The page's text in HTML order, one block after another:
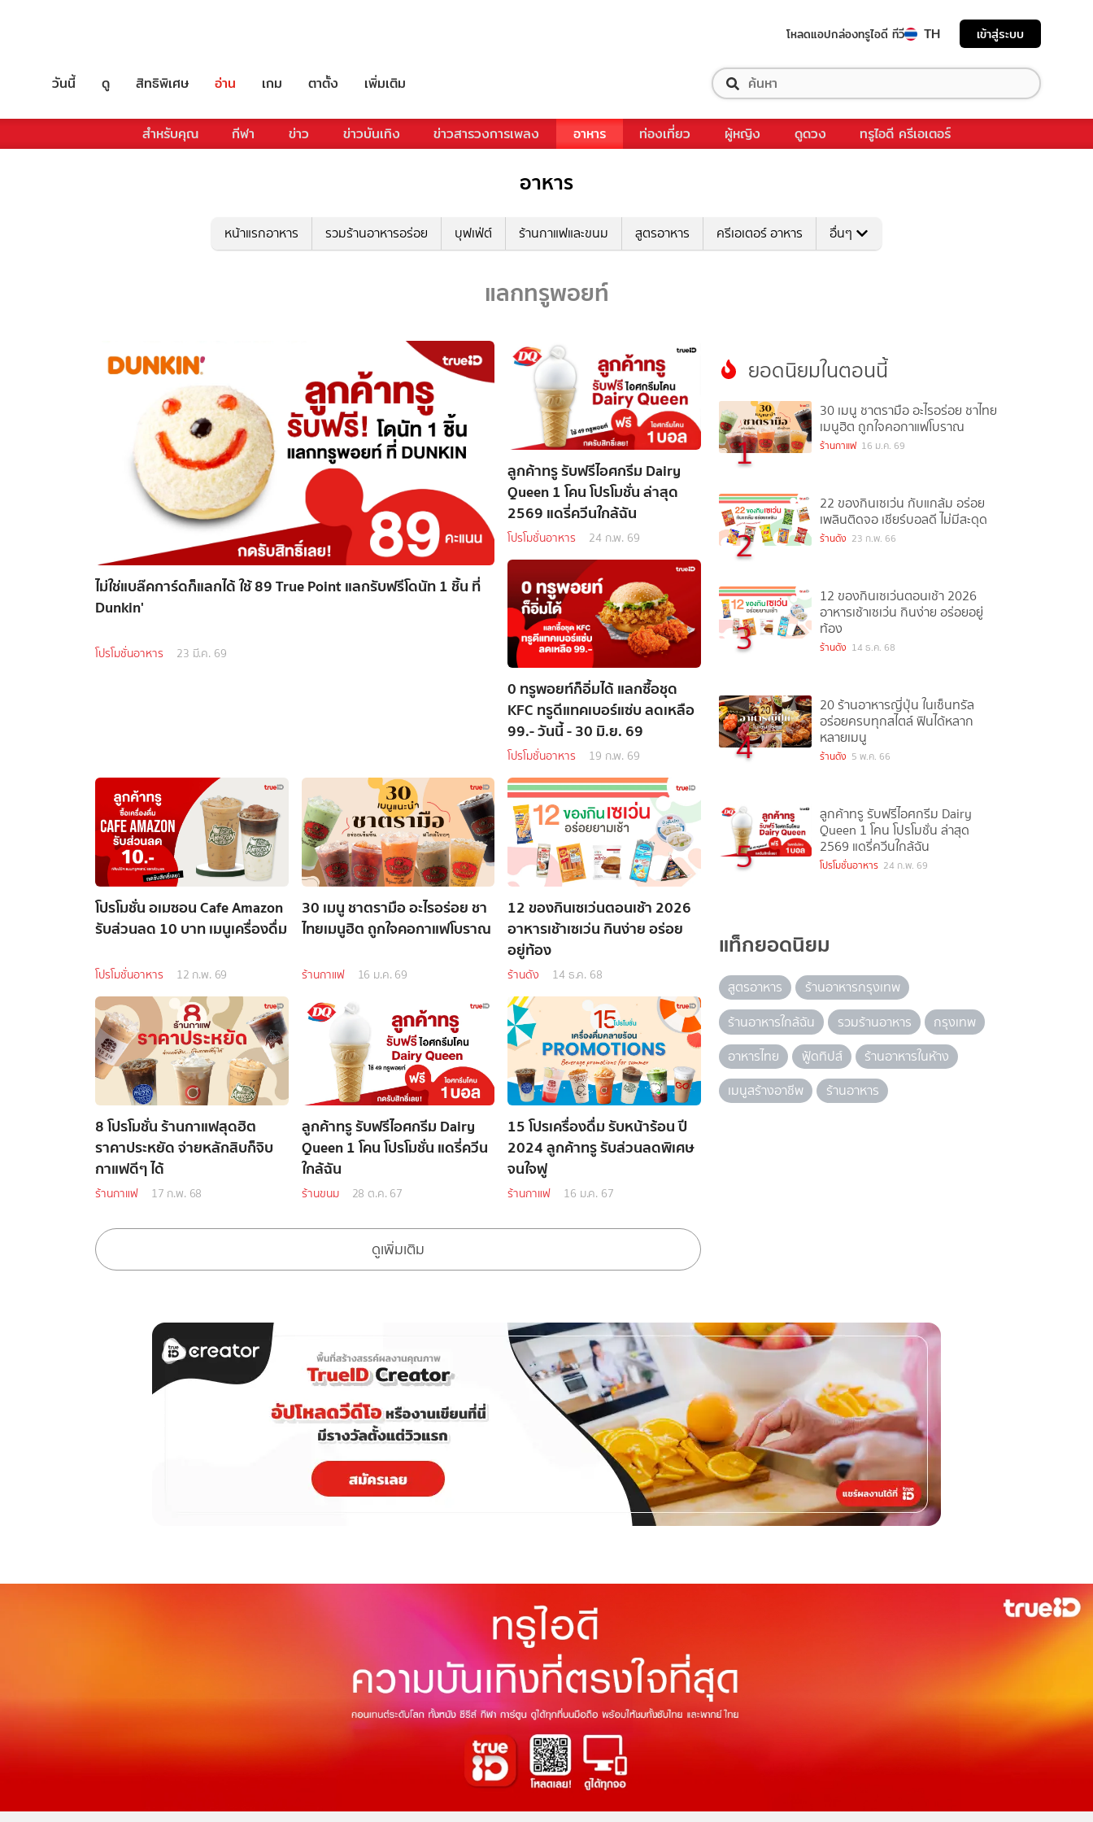
โหลดแอปกล่องทรูไอดี ทีวี TH เข้าสู่ระบบ
วันนี้ ดู สิทธิพิเศษ อ่าน เกม ตาตั้ง เพิ่มเติม
สำหรับคุณ กีฬา ข่าว ข่าวบันเทิง ข่าวสารวงการเพลง อาหาร ท่องเที่ยว ผู้หญิง ดูดวง ทรูไอดี ครีเอเตอร์
อาหาร
หน้าแรกอาหาร รวมร้านอาหารอร่อย บุฟเฟ่ต์ ร้านกาแฟและขนม สูตรอาหาร ครีเอเตอร์ อาหาร อื่นๆ
แลกทรูพอยท์
ไม่ใช่แบล๊คการ์ดก็แลกได้ ใช้ 89 True Point แลกรับฟรีโดนัท 1 ชิ้น ที่
Dunkin'
โปรโมชั่นอาหาร 23 มี.ค. 69
ลูกค้าทรู รับฟรีไอศกรีม Dairy
Queen 1 โคน โปรโมชั่น ล่าสุด
2569 แดรี่ควีนใกล้ฉัน
โปรโมชั่นอาหาร 24 ก.พ. 69
0 ทรูพอยท์ก็อิ่มได้ แลกซื้อชุด
KFC ทรูดีแทคเบอร์แซ่บ ลดเหลือ
99.- วันนี้ - 30 มิ.ย. 69
โปรโมชั่นอาหาร 19 ก.พ. 69
โปรโมชั่น อเมซอน Cafe Amazon
รับส่วนลด 10 บาท เมนูเครื่องดื่ม
โปรโมชั่นอาหาร 12 ก.พ. 69
30 เมนู ชาตรามือ อะไรอร่อย ชา
ไทยเมนูฮิต ถูกใจคอกาแฟโบราณ
ร้านกาแฟ 16 ม.ค. 69
12 ของกินเซเว่นตอนเช้า 2026
อาหารเช้าเซเว่น กินง่าย อร่อย
อยู่ท้อง
ร้านดัง 14 ธ.ค. 68
8 โปรโมชั่น ร้านกาแฟสุดฮิต
ราคาประหยัด จ่ายหลักสิบก็จิบ
กาแฟดีๆ ได้
ร้านกาแฟ 17 ก.พ. 68
ลูกค้าทรู รับฟรีไอศกรีม Dairy
Queen 1 โคน โปรโมชั่น แดรี่ควีน
ใกล้ฉัน
ร้านขนม 28 ต.ค. 67
15 โปรเครื่องดื่ม รับหน้าร้อน ปี
2024 ลูกค้าทรู รับส่วนลดพิเศษ
จนใจฟู
ร้านกาแฟ 16 ม.ค. 67
ดูเพิ่มเติม
ยอดนิยมในตอนนี้
1
30 เมนู ชาตรามือ อะไรอร่อย ชาไทย
เมนูฮิต ถูกใจคอกาแฟโบราณ
ร้านกาแฟ 16 ม.ค. 69
2
22 ของกินเซเว่น กับแกล้ม อร่อย
เพลินติดจอ เชียร์บอลดี ไม่มีสะดุด
ร้านดัง 23 ก.พ. 66
3
12 ของกินเซเว่นตอนเช้า 2026
อาหารเช้าเซเว่น กินง่าย อร่อยอยู่
ท้อง
ร้านดัง 14 ธ.ค. 68
4
20 ร้านอาหารญี่ปุ่น ในเซ็นทรัล
อร่อยครบทุกสไตล์ ฟินได้หลาก
หลายเมนู
ร้านดัง 5 พ.ค. 66
5
ลูกค้าทรู รับฟรีไอศกรีม Dairy
Queen 1 โคน โปรโมชั่น ล่าสุด
2569 แดรี่ควีนใกล้ฉัน
โปรโมชั่นอาหาร 24 ก.พ. 69
แท็กยอดนิยม
สูตรอาหาร
ร้านอาหารกรุงเทพ
ร้านอาหารใกล้ฉัน
รวมร้านอาหาร
กรุงเทพ
อาหารไทย
ฟู้ดทิปส์
ร้านอาหารในห้าง
เมนูสร้างอาชีพ
ร้านอาหาร